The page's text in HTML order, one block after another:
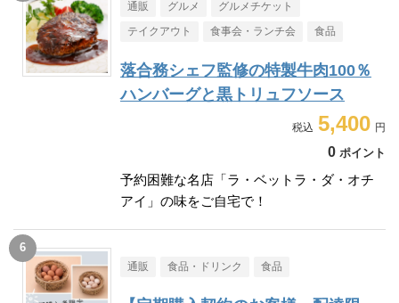
通販 グルメ グルメチケット
テイクアウト 食事会・ランチ会 食品
落合務シェフ監修の特製牛肉100％
ハンバーグと黒トリュフソース
5,400
0 ポイント
予約困難な名店「ラ・ベットラ・ダ・オチ
アイ」の味をご自宅で！
通販 食品・ドリンク 食品